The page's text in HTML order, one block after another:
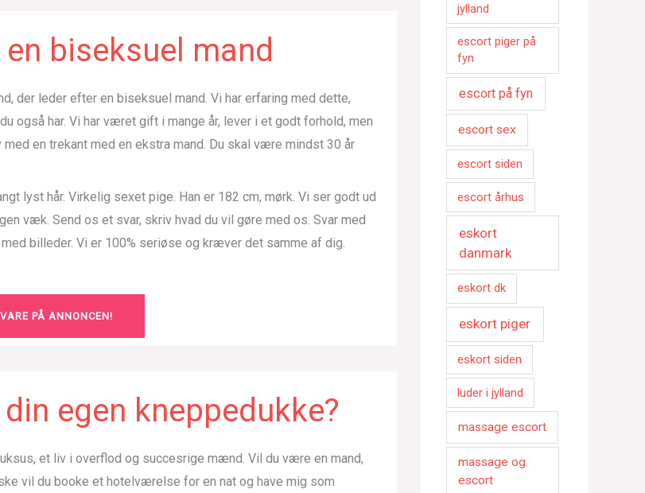
biseksuel mand
der leder efter en biseksuel mand. Vi har erfaring med dette,
også har. Vi har været gift i mange år, lever i et godt forhold, men
en trekant med en ekstra mand. Du skal være mindst 30 år
lyst hår. Virkelig sexet pige. Han er 182 cm, mørk. Vi ser godt ud
væk. Send os et svar, skriv hvad du vil gøre med os. Svar med
billeder. Vi er 100% seriøse og kræver det samme af dig.
PÅ ANNONCEN!
egen kneppedukke?
et liv i overflod og succesrige mænd. Vil du være en mand,
vil du booke et hotelværelse for en nat og have mig som
jylland
escort piger på
fyn
escort på fyn
escort sex
escort siden
escort århus
eskort
danmark
eskort dk
eskort piger
eskort siden
luder i jylland
massage escort
massage og
escort